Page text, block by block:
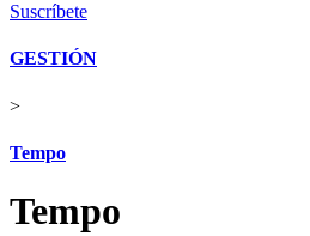
Suscríbete
GESTIÓN
>
Tempo
Tempo